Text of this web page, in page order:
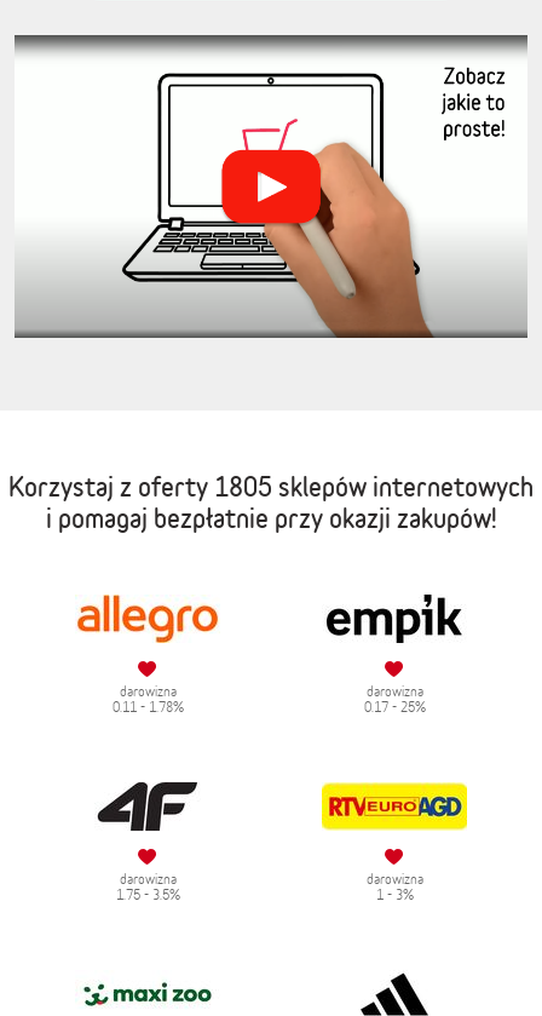
Korzystaj z oferty 1805 sklepów internetowych
i pomagaj bezpłatnie przy okazji zakupów!
darowizna
0.11 - 1.78%
darowizna
0.17 - 25%
darowizna
1.75 - 3.5%
darowizna
1 - 3%